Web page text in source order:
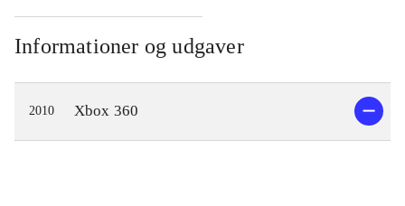
kaldet Rivellon. Man kan spille som
warrior, ranger eller priest, men der
er mulighed for at skifte undervejs. I
løbet af spillet får man endda
mulighed for at forvandle sig til en
drage. Udover de to main quests kan
Informationer og udgaver
2010 Xbox 360